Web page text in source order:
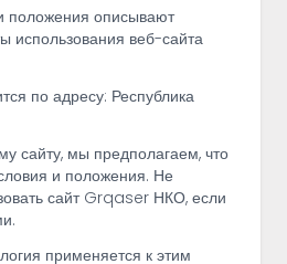
положения описывают
использования веб-сайта
по адресу: Республика
сайту, мы предполагаем, что
и положения. Не
сайт Grqaser НКО, если
применяется к этим